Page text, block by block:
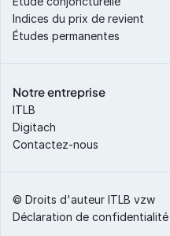
Indices du prix de revient
Études permanentes
Notre entreprise
ITLB
Digitach
Contactez-nous
© Droits d'auteur ITLB vzw
Déclaration de confidentialité